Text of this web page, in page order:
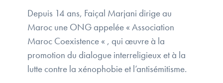
Depuis 14 ans, Faiçal Marjani dirige au
Maroc une ONG appelée « Association
Maroc Coexistence « , qui œuvre à la
promotion du dialogue interreligieux et à la
lutte contre la xénophobie et l’antisémitisme.